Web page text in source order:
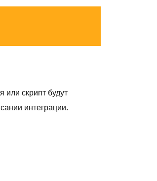
или скрипт будут
интеграции.